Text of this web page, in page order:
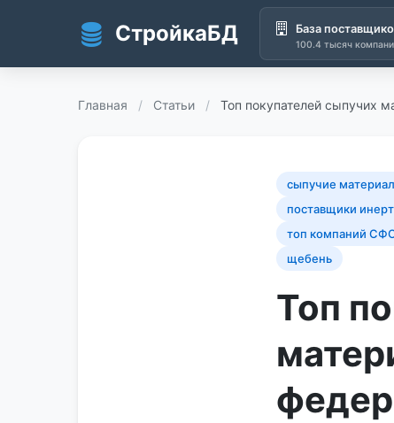
СтройкаБД База
100.4 тысяч
Главная / Статьи / Топ покупателей сыпучих
сыпучие
поставщики
топ компаний
щебень
Топ